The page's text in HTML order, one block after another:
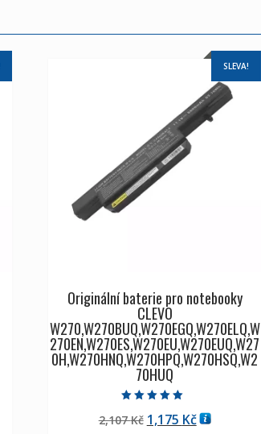
SLEVA!
Originální baterie pro notebooky
CLEVO
W270,W270BUQ,W270EGQ,W270ELQ,W
270EN,W270ES,W270EU,W270EUQ,W27
0H,W270HNQ,W270HPQ,W270HSQ,W2
70HUQ
5.00
z 5
2,107Kč Původní
1,175 KčAktuální